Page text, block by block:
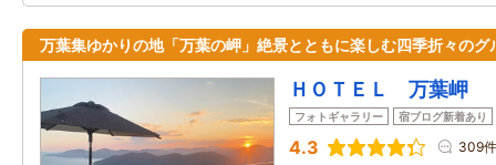
万葉集ゆかりの地「万葉の岬」絶景とともに楽しむ四季折々のグ
ＨＯＴＥＬ 万葉岬
フォトギャラリー 宿ブログ新着あり
4.3 309件